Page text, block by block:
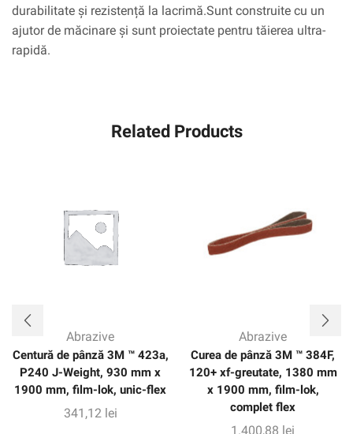
durabilitate și rezistență la lacrimă.Sunt construite cu un
ajutor de măcinare și sunt proiectate pentru tăierea ultra-
rapidă.
Related Products
Abrazive
Centură de pânză 3M ™ 423a,
P240 J-Weight, 930 mm x
1900 mm, film-lok, unic-flex
341,12 lei
Abrazive
Curea de pânză 3M ™ 384F,
120+ xf-greutate, 1380 mm
x 1900 mm, film-lok,
complet flex
1.400,88 lei